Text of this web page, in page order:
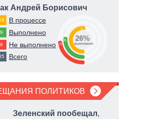
Андрей Борисович
В процессе
9 Выполнено
8 Не выполнено
Всего
23
26
51
26%
выполнено
ПОЛИТИКОВ
Зеленский пообещал,